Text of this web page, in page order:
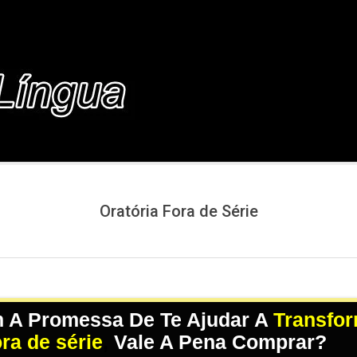
Oratória Fora de Série
Promessa De Te Ajudar A
de série Vale A Pena Comprar?